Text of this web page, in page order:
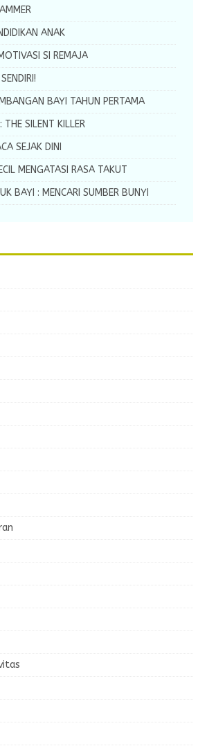
ANAK
SI REMAJA
BAYI TAHUN PERTAMA
THE SILENT KILLER
SEJAK DINI
MENGATASI RASA TAKUT
BAYI : MENCARI SUMBER BUNYI